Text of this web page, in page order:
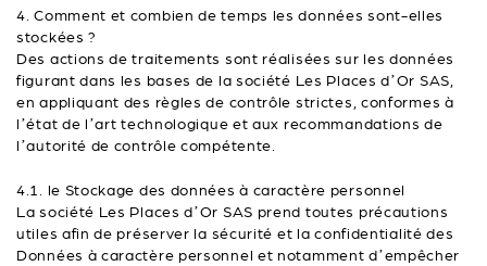
4. Comment et combien de temps les données sont-elles
stockées ?
Des actions de traitements sont réalisées sur les données
figurant dans les bases de la société Les Places d’Or SAS,
en appliquant des règles de contrôle strictes, conformes à
l’état de l’art technologique et aux recommandations de
l’autorité de contrôle compétente.
4.1. le Stockage des données à caractère personnel
La société Les Places d’Or SAS prend toutes précautions
utiles afin de préserver la sécurité et la confidentialité des
Données à caractère personnel et notamment d’empêcher